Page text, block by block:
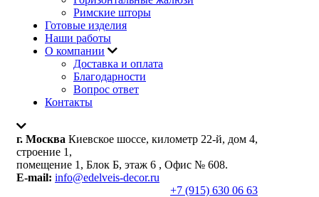
Римские шторы
Готовые изделия
Наши работы
О компании
Доставка и оплата
Благодарности
Вопрос ответ
Контакты
г. Москва Киевское шоссе, километр 22-й, дом 4,
строение 1,
помещение 1, Блок Б, этаж 6 , Офис № 608.
E-mail: info@edelveis-decor.ru
+7 (915) 630 06 63